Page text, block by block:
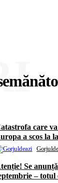
care
a scos la
Se
–